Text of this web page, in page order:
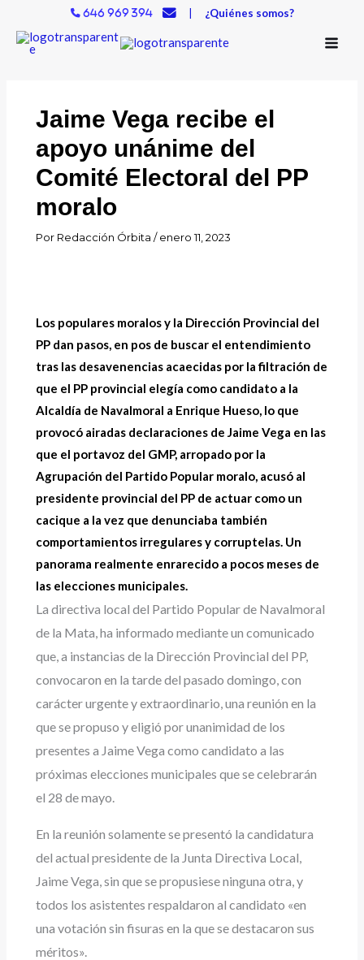
contenido
646 969 394 | ¿Quiénes somos?
Jaime Vega recibe el
apoyo unánime del
Comité Electoral del PP
moralo
Por Redacción Órbita/enero 11, 2023
Los populares moralos y la Dirección Provincial del
PP dan pasos, en pos de buscar el entendimiento
tras las desavenencias acaecidas por la filtración de
que el PP provincial elegía como candidato a la
Alcaldía de Navalmoral a Enrique Hueso, lo que
provocó airadas declaraciones de Jaime Vega en las
que el portavoz del GMP, arropado por la
Agrupación del Partido Popular moralo, acusó al
presidente provincial del PP de actuar como un
cacique a la vez que denunciaba también
comportamientos irregulares y corruptelas. Un
panorama realmente enrarecido a pocos meses de
las elecciones municipales.
La directiva local del Partido Popular de Navalmoral
de la Mata, ha informado mediante un comunicado
que, a instancias de la Dirección Provincial del PP,
convocaron en la tarde del pasado domingo, con
carácter urgente y extraordinario, una reunión en la
que se propuso y eligió por unanimidad de los
presentes a Jaime Vega como candidato a las
próximas elecciones municipales que se celebrarán
el 28 de mayo.
En la reunión solamente se presentó la candidatura
del actual presidente de la Junta Directiva Local,
Jaime Vega, sin que se propusiese ninguna otra, y
todos los asistentes respaldaron al candidato «en
una votación sin fisuras en la que se destacaron sus
méritos».